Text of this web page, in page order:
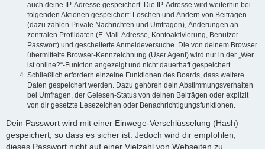
auch deine IP-Adresse gespeichert. Die IP-Adresse wird weiterhin bei
folgenden Aktionen gespeichert: Löschen und Ändern von Beiträgen
(dazu zählen Private Nachrichten und Umfragen), Änderungen an
zentralen Profildaten (E-Mail-Adresse, Kontoaktivierung, Benutzer-
Passwort) und gescheiterte Anmeldeversuche. Die von deinem Browser
übermittelte Browser-Kennzeichnung (User Agent) wird nur in der „Wer
ist online?“-Funktion angezeigt und nicht dauerhaft gespeichert.
Schließlich erfordern einzelne Funktionen des Boards, dass weitere
Daten gespeichert werden. Dazu gehören dein Abstimmungsverhalten
bei Umfragen, der Gelesen-Status von deinen Beiträgen oder explizit
von dir gesetzte Lesezeichen oder Benachrichtigungsfunktionen.
Dein Passwort wird mit einer Einwege-Verschlüsselung (Hash)
gespeichert, so dass es sicher ist. Jedoch wird dir empfohlen,
dieses Passwort nicht auf einer Vielzahl von Webseiten zu